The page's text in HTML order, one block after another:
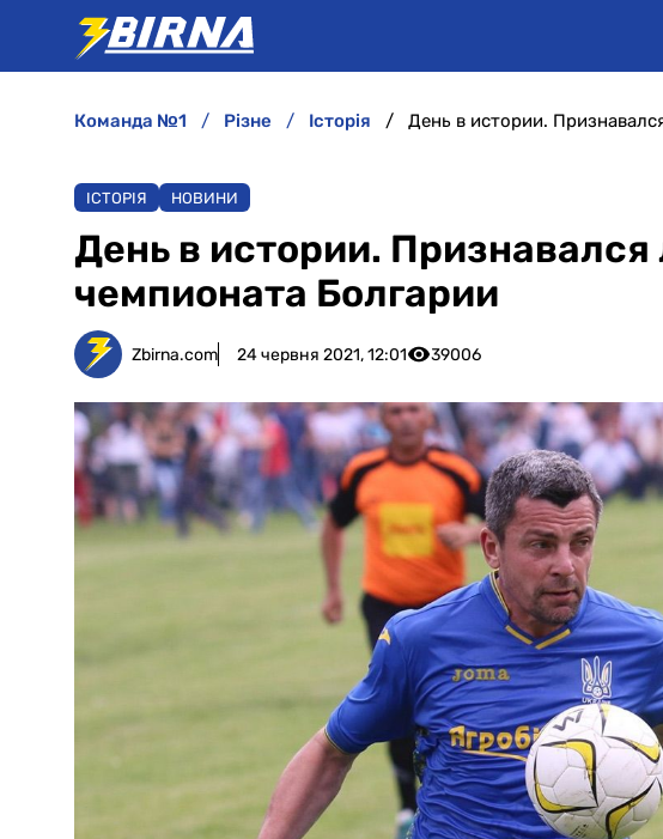
команда №1 різне історія День в истории.
ІСТОРІЯ НОВИНИ
День в истории.
чемпионата Болгарии
Zbirna.com 24 червня 2021, 12:01 39006